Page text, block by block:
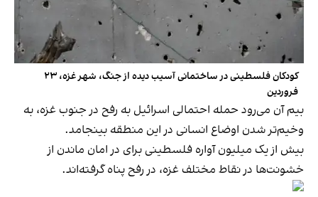
کودکان فلسطینی در ساختمانی آسیب دیده از جنگ، شهر غزه، ۲۳
فروردین
بیم آن می‌رود حمله احتمالی اسرائیل به رفح در جنوب غزه، به
وخیم‌تر شدن اوضاع انسانی در این منطقه بینجامد.
بیش از یک میلیون آواره فلسطینی برای در امان ماندن از
خشونت‌‍‌ها در نقاط مختلف غزه، در رفح پناه گرفته‌اند.